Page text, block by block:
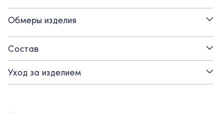
Блуза с оборкой по планке - лаконичная, сдержанно
нарядная, она будет уместна для любого случая – для школы,
для праздника, для повседневной носки, для прогулок и
походов в театр.
- Застежка спереди на жемчужные пуговицы
Обмеры изделия
Состав
Уход за изделием